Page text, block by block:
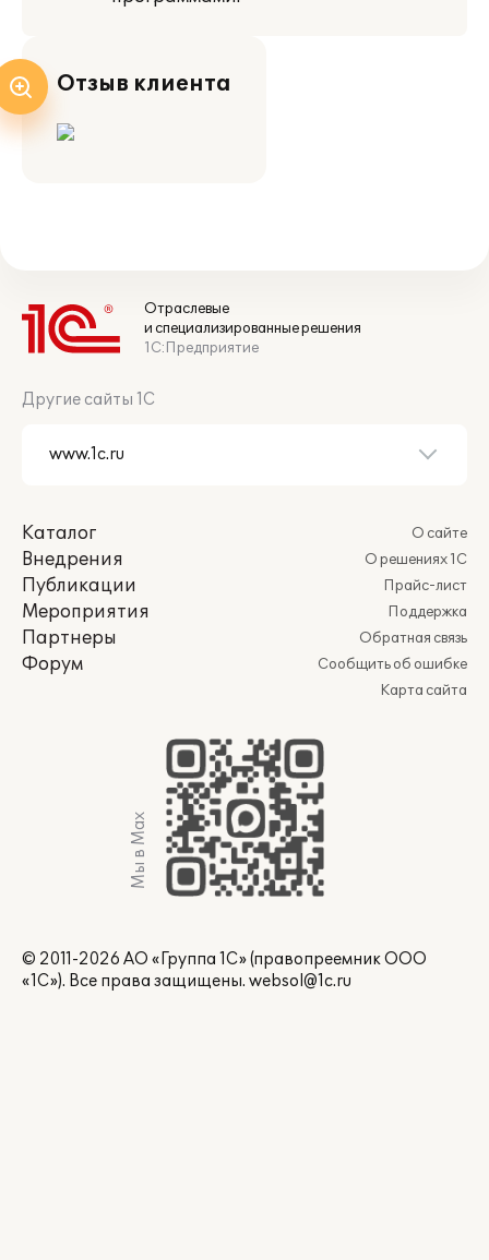
Отзыв клиента
Отраслевые
и специализированные решения
1С:Предприятие
Другие сайты 1С
Каталог
Внедрения
Публикации
Мероприятия
Партнеры
Форум
О сайте
О решениях 1С
Прайс-лист
Поддержка
Обратная связь
Сообщить об ошибке
Карта сайта
Мы в Max
© 2011-2026 АО «Группа 1С» (правопреемник ООО
«1С»). Все права защищены. websol@1c.ru